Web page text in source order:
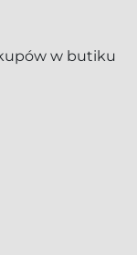
w butiku